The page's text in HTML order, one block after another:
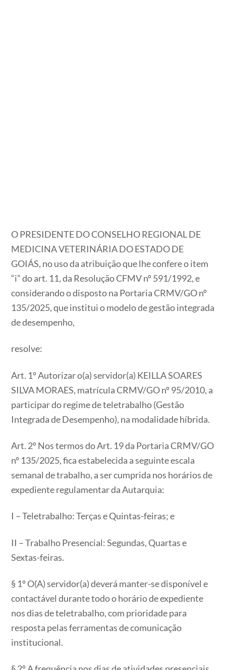
O PRESIDENTE DO CONSELHO REGIONAL DE
MEDICINA VETERINÁRIA DO ESTADO DE
GOIÁS, no uso da atribuição que lhe confere o item
“i” do art. 11, da Resolução CFMV nº 591/1992, e
considerando o disposto na Portaria CRMV/GO nº
135/2025, que institui o modelo de gestão integrada
de desempenho,
resolve:
Art. 1º Autorizar o(a) servidor(a) KEILLA SOARES
SILVA MORAES, matrícula CRMV/GO nº 95/2010, a
participar do regime de teletrabalho (Gestão
Integrada de Desempenho), na modalidade híbrida.
Art. 2º Nos termos do Art. 19 da Portaria CRMV/GO
nº 135/2025, fica estabelecida a seguinte escala
semanal de trabalho, a ser cumprida nos horários de
expediente regulamentar da Autarquia:
I – Teletrabalho: Terças e Quintas-feiras; e
II – Trabalho Presencial: Segundas, Quartas e
Sextas-feiras.
§ 1º O(A) servidor(a) deverá manter-se disponível e
contactável durante todo o horário de expediente
nos dias de teletrabalho, com prioridade para
resposta pelas ferramentas de comunicação
institucional.